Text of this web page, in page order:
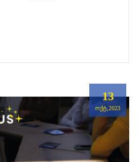
13
ᲝᲥᲢ,2023